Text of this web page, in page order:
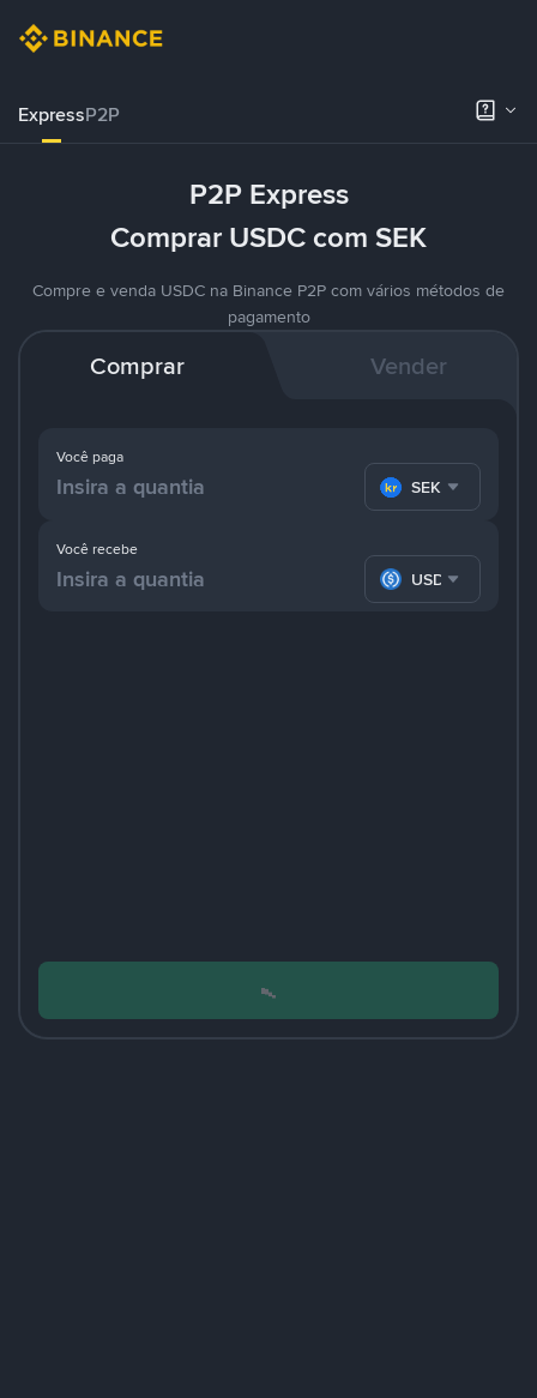
ExpressP2P
P2P Express
Comprar USDC com SEK
Compre e venda USDC na Binance P2P com vários métodos de
pagamento
Comprar Vender
Você paga
SEK
Você recebe
USDC